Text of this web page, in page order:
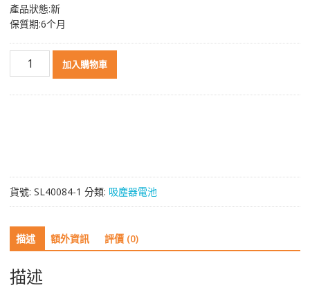
產品狀態:新
保質期:6个月
池
TOMEFON
TF-
S450
TF-
S750
(2800mAh)
數
加入購物車
貨號: SL40084-1 分類: 吸塵器電池
描述 額外資訊 評價 (0)
描述